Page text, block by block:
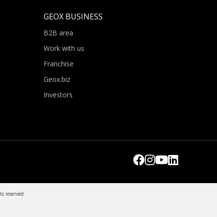
GEOX BUSINESS
B2B area
Work with us
Franchise
Geox.biz
Investors
reserved